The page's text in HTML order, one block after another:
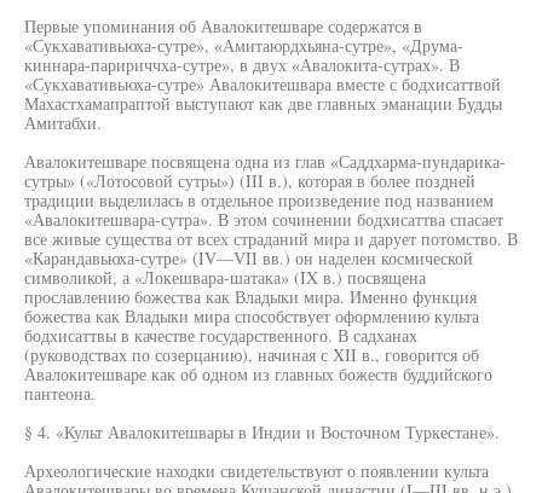
Первые упоминания об Авалокитешваре содержатся в
«Сукхавативьюха-сутре», «Амитаюрдхьяна-сутре», «Друма-
киннара-паририччха-сутре», в двух «Авалокита-сутрах». В
«Сукхавативьюха-сутре» Авалокитешвара вместе с бодхисаттвой
Махастхамапраптой выступают как две главных эманации Будды
Амитабхи.
Авалокитешваре посвящена одна из глав «Саддхарма-пундарика-
сутры» («Лотосовой сутры») (III в.), которая в более поздней
традиции выделилась в отдельное произведение под названием
«Авалокитешвара-сутра». В этом сочинении бодхисаттва спасает
все живые существа от всех страданий мира и дарует потомство. В
«Карандавьюха-сутре» (IV—VII вв.) он наделен космической
символикой, а «Локешвара-шатака» (IX в.) посвящена
прославлению божества как Владыки мира. Именно функция
божества как Владыки мира способствует оформлению культа
бодхисаттвы в качестве государственного. В садханах
(руководствах по созерцанию), начиная с XII в., говорится об
Авалокитешваре как об одном из главных божеств буддийского
пантеона.
§ 4. «Культ Авалокитешвары в Индии и Восточном Туркестане».
Археологические находки свидетельствуют о появлении культа